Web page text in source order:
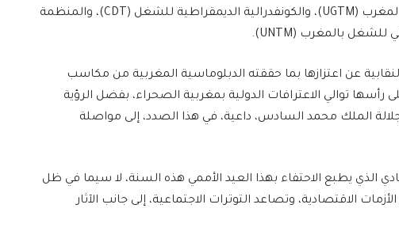
للشغل (UMT)، والاتحاد العام للشغالين بالمغرب (UGTM)، والكونفدرالية الديمقراطية للشغل (CDT)، والمنظمة
عن اعتزازها بما حققته الدبلوماسية المغربية من مكاسب
رأسها توالي الاعترافات الدولية بمغربية الصحراء، بفضل الرؤية
الملك محمد السادس، داعية، في هذا الصدد، إلى مواصلة
الذي يطبع الاحتفاء بهذا العيد الأممي هذه السنة، لا سيما في ظل
الاقتصادية، وتصاعد التوترات الاجتماعية، إلى جانب الآثار